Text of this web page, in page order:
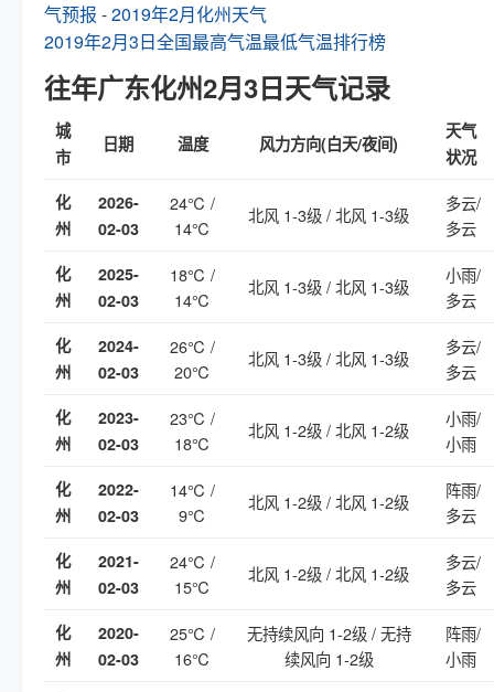
气预报 -2019年2月化州天气
2019年2月3日全国最高气温最低气温排行榜
往年广东化州2月3日天气记录
城
市
日期 温度 风力方向(白天/夜间)
天气
状况
化
州
2026-
02-03
24℃ /
14℃
北风 1-3级 / 北风 1-3级
多云/
多云
化
州
2025-
02-03
18℃ /
14℃
北风 1-3级 / 北风 1-3级
小雨/
多云
化
州
2024-
02-03
26℃ /
20℃
北风 1-3级 / 北风 1-3级
多云/
多云
化
州
2023-
02-03
23℃ /
18℃
北风 1-2级 / 北风 1-2级
小雨/
小雨
化
州
2022-
02-03
14℃ /
9℃
北风 1-2级 / 北风 1-2级
阵雨/
多云
化
州
2021-
02-03
24℃ /
15℃
北风 1-2级 / 北风 1-2级
多云/
多云
化
州
2020-
02-03
25℃ /
16℃
无持续风向 1-2级 / 无持
续风向 1-2级
阵雨/
小雨